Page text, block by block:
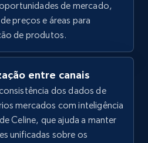
Root category, and
Comece agora
de mercado,
preços e áreas para
de produtos.
entre canais
dos dados de
mercados com inteligência
Celine, que ajuda a manter
unificadas sobre os